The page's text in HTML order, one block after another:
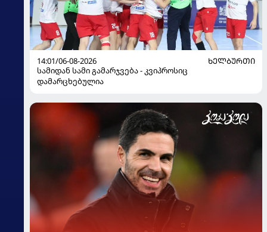
14:01/06-08-2026
ᲮᲔᲚᲑᲣᲠᲗᲘ
სამიდან სამი გამარჯვება - კვიპროსიც
დამარცხებულია